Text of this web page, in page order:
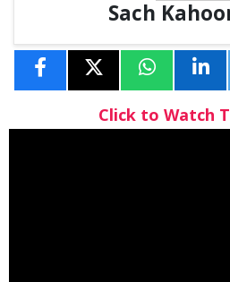
Sach
Click to Watch